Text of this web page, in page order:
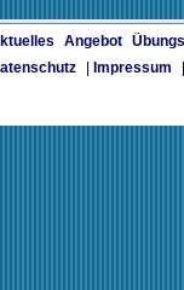
Angebot
Impressum